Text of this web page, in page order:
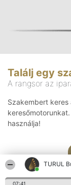
TURUL
07:41
Találj egy
A rangsor az
Szakembert keres
használja!